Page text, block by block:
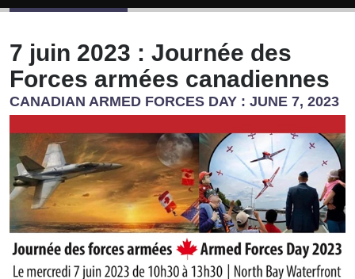
7 juin 2023 : Journée des
Forces armées canadiennes
CANADIAN ARMED FORCES DAY : JUNE 7, 2023